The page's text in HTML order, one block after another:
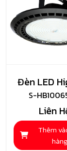
Đèn LED
Nhà
S-
Liên
Thêm
hàng